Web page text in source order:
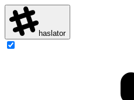
haslator